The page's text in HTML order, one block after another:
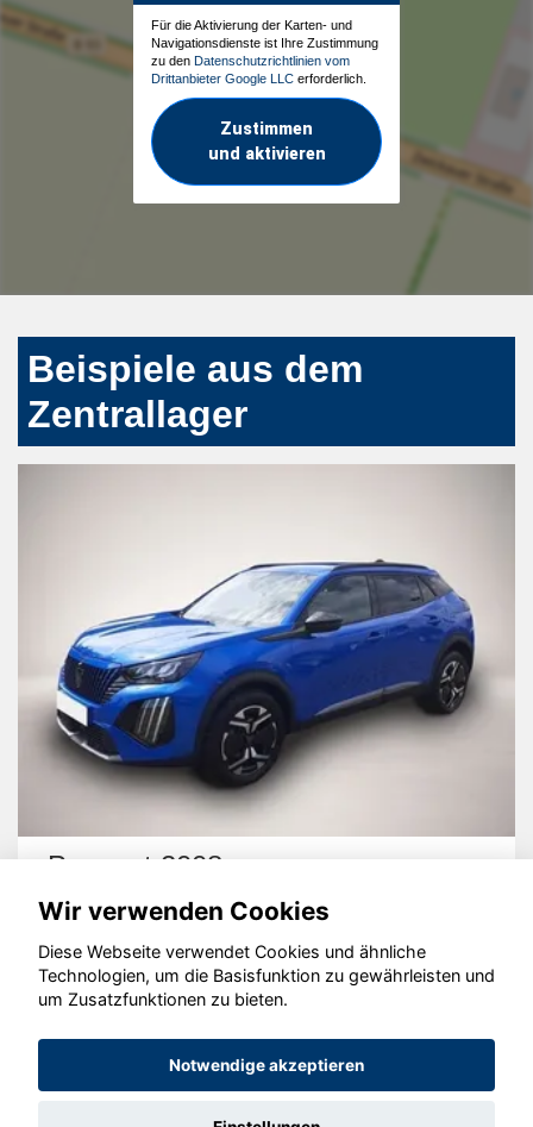
Für die Aktivierung der Karten- und
Navigationsdienste ist Ihre Zustimmung
zu den Datenschutzrichtlinien vom
Drittanbieter Google LLC erforderlich.
Zustimmen
und aktivieren
Beispiele aus dem
Zentrallager
Peugeot 2008
© konjunkturmotor.de GmbH 2020 - 2026
Wir verwenden Cookies
Diese Webseite verwendet Cookies und ähnliche
Technologien, um die Basisfunktion zu gewährleisten und
um Zusatzfunktionen zu bieten.
Notwendige akzeptieren